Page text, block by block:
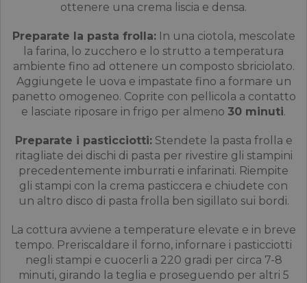
ottenere una crema liscia e densa.
Preparate la pasta frolla:In una ciotola, mescolate
la farina, lo zucchero e lo strutto a temperatura
ambiente fino ad ottenere un composto sbriciolato.
Aggiungete le uova e impastate fino a formare un
panetto omogeneo. Coprite con pellicola a contatto
e lasciate riposare in frigo per almeno 30 minuti.
Preparate i pasticciotti:Stendete la pasta frolla e
ritagliate dei dischi di pasta per rivestire gli stampini
precedentemente imburrati e infarinati. Riempite
gli stampi con la crema pasticcera e chiudete con
un altro disco di pasta frolla ben sigillato sui bordi.
La cottura avviene a temperature elevate e in breve
tempo. Preriscaldare il forno, infornare i pasticciotti
negli stampi e cuocerli a 220 gradi per circa 7-8
minuti, girando la teglia e proseguendo per altri 5